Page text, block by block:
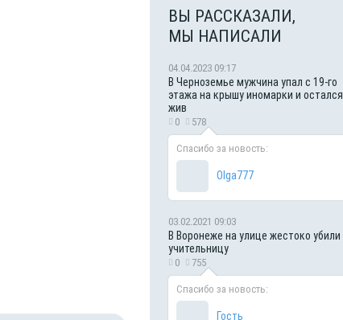
ВЫ РАССКАЗАЛИ,
МЫ НАПИСАЛИ
04.04.2023 09:17
В Черноземье мужчина упал с 19-го
этажа на крышу иномарки и остался
жив
0 578
Спасибо за новость:
Olga777
03.02.2021 09:03
В Воронеже на улице жестоко убили
учительницу
0 755
Спасибо за новость:
Гость